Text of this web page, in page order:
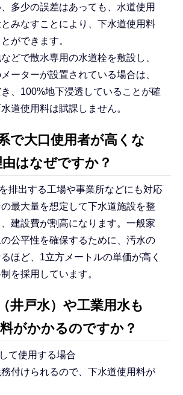
多少の誤差はあっても、水道使用
みなすことにより、下水道使用料
ができます。
どで散水専用の水道栓を敷設し、
ーターが設置されている場合は、
、100%地下浸透していることが確
道使用料は賦課しません。
で大口使用者が高くな
はなぜですか？
排出する工場や事業所などにも対応
最大量を想定して下水道施設を整
建設費が割高になります。一般家
公平性を確保するために、汚水の
ほど、1立方メートルの単価が高く
を採用しています。
井戸水）や工業用水も
がかかるのですか？
て使用する場合
付けられるので、下水道使用料が